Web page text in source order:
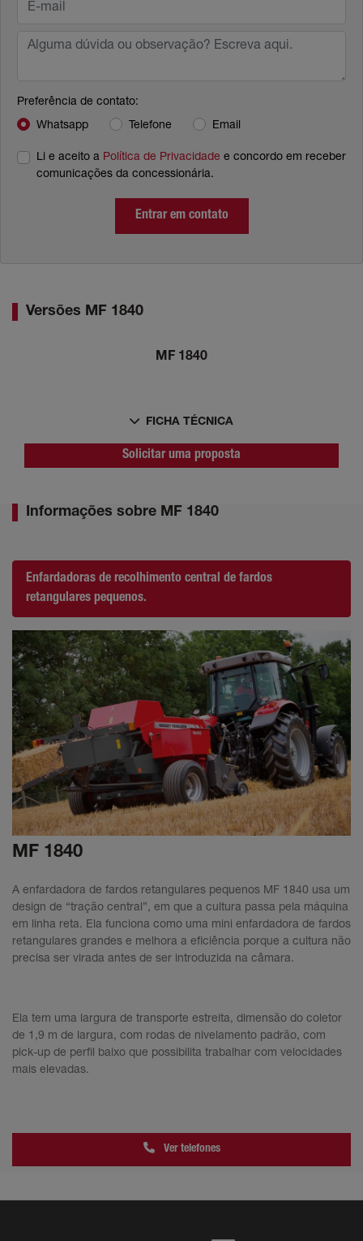
Preferência de contato:
Whatsapp Telefone Email
Li e aceito a Política de Privacidade e concordo em receber
comunicações da concessionária.
Entrar em contato
Versões MF 1840
MF 1840
FICHA TÉCNICA
Solicitar uma proposta
Informações sobre MF 1840
Enfardadoras de recolhimento central de fardos
retangulares pequenos.
MF 1840
A enfardadora de fardos retangulares pequenos MF 1840 usa um
design de “tração central”, em que a cultura passa pela máquina
em linha reta. Ela funciona como uma mini enfardadora de fardos
retangulares grandes e melhora a eficiência porque a cultura não
precisa ser virada antes de ser introduzida na câmara.
Ela tem uma largura de transporte estreita, dimensão do coletor
de 1,9 m de largura, com rodas de nivelamento padrão, com
pick-up de perfil baixo que possibilita trabalhar com velocidades
mais elevadas.
Ver telefones